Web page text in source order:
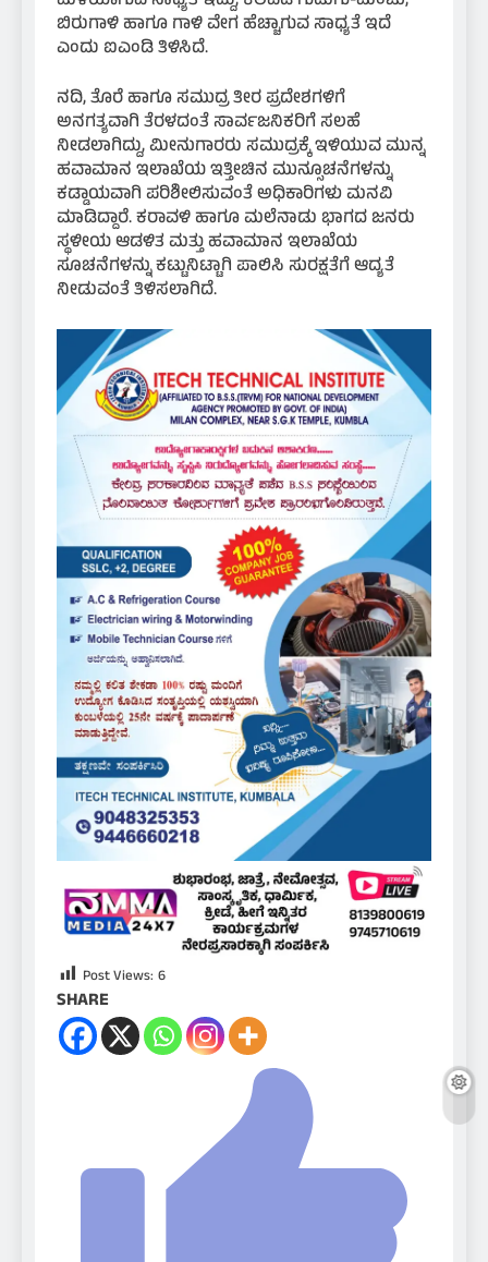
ಬಿರುಗಾಳಿ ಹಾಗೂ ಗಾಳಿ ವೇಗ ಹೆಚ್ಚಾಗುವ ಸಾಧ್ಯತೆ ಇದೆ
ಎಂದು ಐಎಂಡಿ ತಿಳಿಸಿದೆ.
ನದಿ, ತೊರೆ ಹಾಗೂ ಸಮುದ್ರ ತೀರ ಪ್ರದೇಶಗಳಿಗೆ
ಅನಗತ್ಯವಾಗಿ ತೆರಳದಂತೆ ಸಾರ್ವಜನಿಕರಿಗೆ ಸಲಹೆ
ನೀಡಲಾಗಿದ್ದು, ಮೀನುಗಾರರು ಸಮುದ್ರಕ್ಕೆ ಇಳಿಯುವ ಮುನ್ನ
ಹವಾಮಾನ ಇಲಾಖೆಯ ಇತ್ತೀಚಿನ ಮುನ್ಸೂಚನೆಗಳನ್ನು
ಕಡ್ಡಾಯವಾಗಿ ಪರಿಶೀಲಿಸುವಂತೆ ಅಧಿಕಾರಿಗಳು ಮನವಿ
ಮಾಡಿದ್ದಾರೆ. ಕರಾವಳಿ ಹಾಗೂ ಮಲೆನಾಡು ಭಾಗದ ಜನರು
ಸ್ಥಳೀಯ ಆಡಳಿತ ಮತ್ತು ಹವಾಮಾನ ಇಲಾಖೆಯ
ಸೂಚನೆಗಳನ್ನು ಕಟ್ಟುನಿಟ್ಟಾಗಿ ಪಾಲಿಸಿ ಸುರಕ್ಷತೆಗೆ ಆದ್ಯತೆ
ನೀಡುವಂತೆ ತಿಳಿಸಲಾಗಿದೆ.
Post Views: 6
SHARE